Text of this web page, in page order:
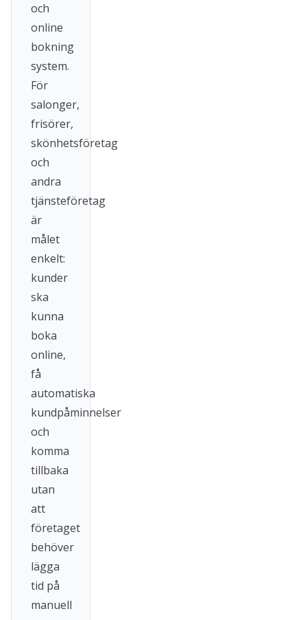
och
online
bokning
system.
För
salonger,
frisörer,
skönhetsföretag
och
andra
tjänsteföretag
är
målet
enkelt:
kunder
ska
kunna
boka
online,
få
automatiska
kundpåminnelser
och
komma
tillbaka
utan
att
företaget
behöver
lägga
tid på
manuell